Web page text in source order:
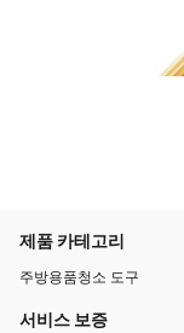
제품 카테고리
주방용품청소 도구
서비스 보증